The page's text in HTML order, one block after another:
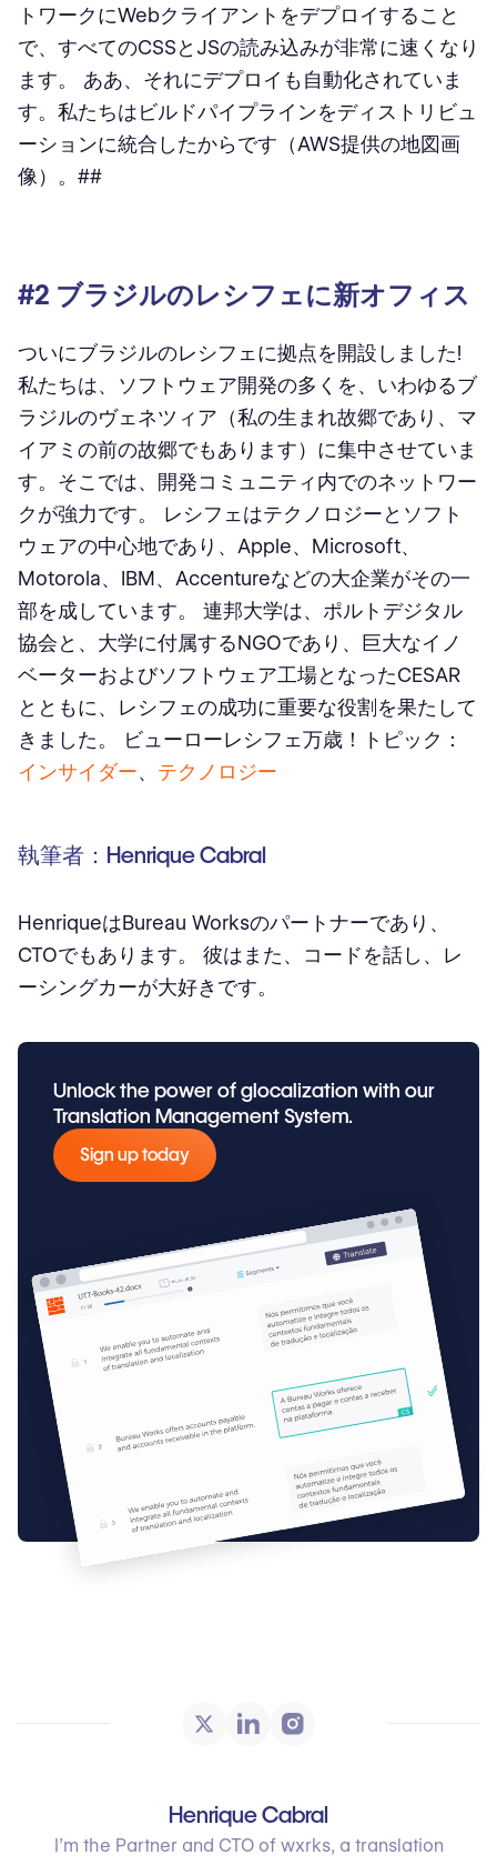
トワークにWebクライアントをデプロイすること
で、すべてのCSSとJSの読み込みが非常に速くなり
ます。 ああ、それにデプロイも自動化されていま
す。私たちはビルドパイプラインをディストリビュ
ーションに統合したからです（AWS提供の地図画
像）。##
#2 ブラジルのレシフェに新オフィス
ついにブラジルのレシフェに拠点を開設しました!
私たちは、ソフトウェア開発の多くを、いわゆるブ
ラジルのヴェネツィア（私の生まれ故郷であり、マ
イアミの前の故郷でもあります）に集中させていま
す。そこでは、開発コミュニティ内でのネットワー
クが強力です。 レシフェはテクノロジーとソフト
ウェアの中心地であり、Apple、Microsoft、
Motorola、IBM、Accentureなどの大企業がその一
部を成しています。 連邦大学は、ポルトデジタル
協会と、大学に付属するNGOであり、巨大なイノ
ベーターおよびソフトウェア工場となったCESAR
とともに、レシフェの成功に重要な役割を果たして
きました。 ビューローレシフェ万歳！トピック：
インサイダー、 テクノロジー
執筆者：Henrique Cabral
HenriqueはBureau Worksのパートナーであり、
CTOでもあります。 彼はまた、コードを話し、レ
ーシングカーが大好きです。
Unlock the power of glocalization with our
Translation Management System.
Sign up today
Henrique Cabral
I’m the Partner and CTO of wxrks, a translation